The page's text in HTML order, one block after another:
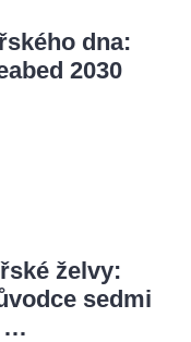
dna:
2030
želvy:
sedmi
…